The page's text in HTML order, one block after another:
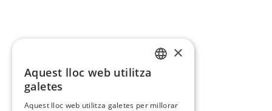
×
Aquest lloc web utilitza
galetes
Aquest lloc web utilitza galetes per millorar